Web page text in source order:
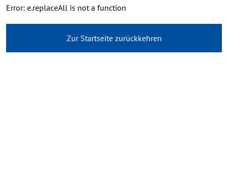
Error: e.replaceAll is not a function
Zur Startseite zurückkehren